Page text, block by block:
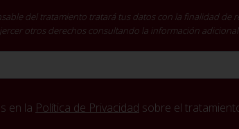
del tratamiento tratará tus datos con la finalidad
otros derechos consultando la información
en la Política de Privacidad sobre el